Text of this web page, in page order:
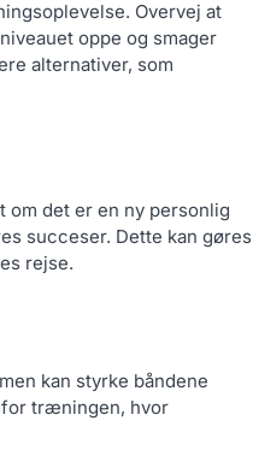
Overvej at
oppe og smager
alternativer, som
om det er en ny personlig
succeser. Dette kan gøres
rejse.
kan styrke båndene
træningen, hvor